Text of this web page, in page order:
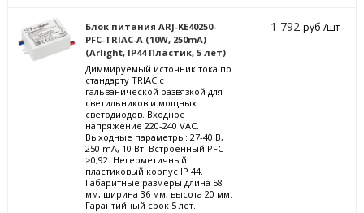
Блок питания ARJ-KE40250-
PFC-TRIAC-A (10W, 250mA)
(Arlight, IP44 Пластик, 5 лет)
Диммируемый источник тока по
стандарту TRIAC с
гальванической развязкой для
светильников и мощных
светодиодов. Входное
напряжение 220-240 VAC.
Выходные параметры: 27-40 В,
250 mА, 10 Вт. Встроенный PFC
>0,92. Негерметичный
пластиковый корпус IP 44.
Габаритные размеры длина 58
мм, ширина 36 мм, высота 20 мм.
Гарантийный срок 5 лет.
1 792руб /шт